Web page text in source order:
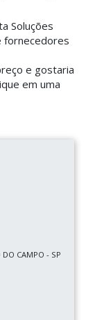
Soluções
fornecedores
e gostaria
em uma
DO CAMPO - SP